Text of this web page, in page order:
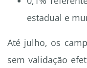
estadual e
Até julho, os
sem validação